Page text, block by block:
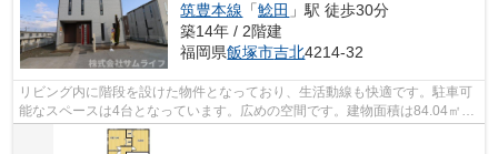
筑豊本線 「鯰田 」駅 徒歩30分
築14年 / 2階建
福岡県飯塚市吉北4214-32
リビング内に階段を設けた物件となっており、生活動線も快適です。駐車可
能なスペースは4台となっています。広めの空間です。建物面積は84.04㎡で
す。周辺の車通りもあまりないので、...